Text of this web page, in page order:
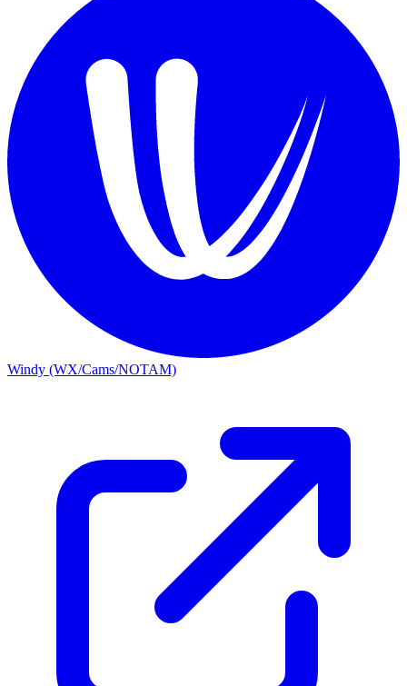
Windy (WX/Cams/NOTAM)